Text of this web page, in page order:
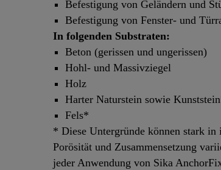
Befestigung von Geländern und
Befestigung von Fenster- und
In folgenden Substraten:
Beton (gerissen und ungerissen)
Hohl- und Massivziegel
Holz
Harter Naturstein sowie
Fels*
* Diese Untergründe können stark in
Porösität und Zusammensetzung
jeder Anwendung von Sika